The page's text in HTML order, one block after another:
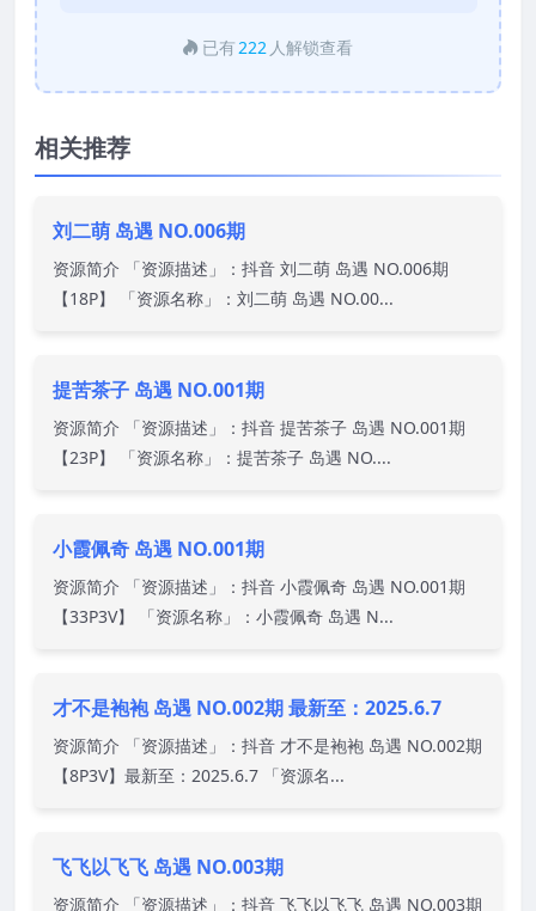
已有 222 人解锁查看
相关推荐
刘二萌 岛遇 NO.006期
资源简介 「资源描述」：抖音 刘二萌 岛遇 NO.006期
【18P】 「资源名称」：刘二萌 岛遇 NO.00...
提苦茶子 岛遇 NO.001期
资源简介 「资源描述」：抖音 提苦茶子 岛遇 NO.001期
【23P】 「资源名称」：提苦茶子 岛遇 NO....
小霞佩奇 岛遇 NO.001期
资源简介 「资源描述」：抖音 小霞佩奇 岛遇 NO.001期
【33P3V】 「资源名称」：小霞佩奇 岛遇 N...
才不是袍袍 岛遇 NO.002期 最新至：2025.6.7
资源简介 「资源描述」：抖音 才不是袍袍 岛遇 NO.002期
【8P3V】最新至：2025.6.7 「资源名...
飞飞以飞飞 岛遇 NO.003期
资源简介 「资源描述」：抖音 飞飞以飞飞 岛遇 NO.003期